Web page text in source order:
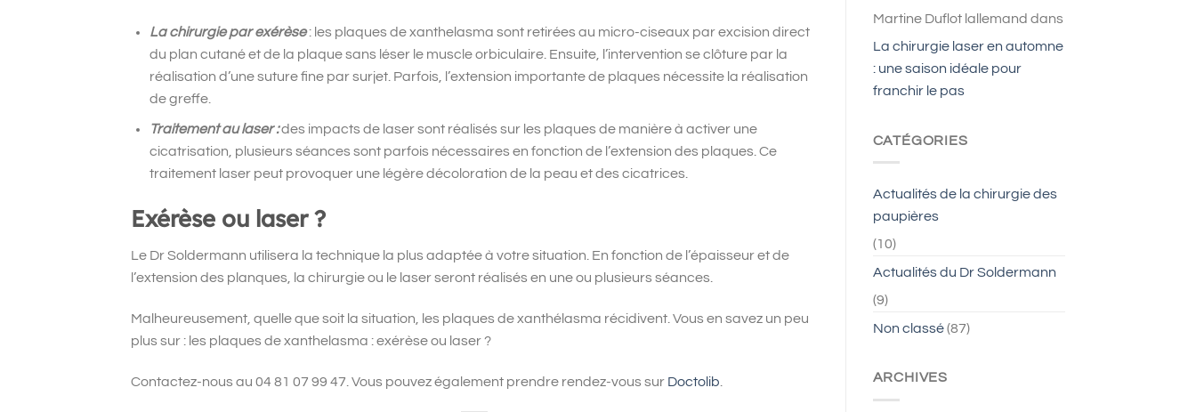
La chirurgie par exérèse: les plaques de xanthelasma sont retirées au micro-ciseaux par excision direct
du plan cutané et de la plaque sans léser le muscle orbiculaire. Ensuite, l’intervention se clôture par la
réalisation d’une suture fine par surjet. Parfois, l’extension importante de plaques nécessite la réalisation
de greffe.
Traitement au laser :des impacts de laser sont réalisés sur les plaques de manière à activer une
cicatrisation, plusieurs séances sont parfois nécessaires en fonction de l’extension des plaques. Ce
traitement laser peut provoquer une légère décoloration de la peau et des cicatrices.
Exérèse ou laser ?
Le Dr Soldermann utilisera la technique la plus adaptée à votre situation. En fonction de l’épaisseur et de
l’extension des planques, la chirurgie ou le laser seront réalisés en une ou plusieurs séances.
Malheureusement, quelle que soit la situation, les plaques de xanthélasma récidivent. Vous en savez un peu
plus sur : les plaques de xanthelasma : exérèse ou laser ?
Contactez-nous au 04 81 07 99 47. Vous pouvez également prendre rendez-vous sur Doctolib
Martine Duflot lallemand dans
La chirurgie laser en automne
: une saison idéale pour
franchir le pas
CATÉGORIES
Actualités de la chirurgie des
paupières
(10)
Actualités du Dr Soldermann
(9)
Non classé(87)
ARCHIVES